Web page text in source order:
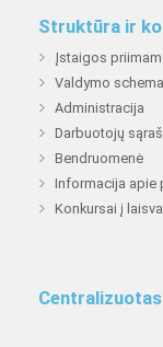
Struktūra ir
Įstaigos
Valdymo schema
Administracija
Darbuotojų
Bendruomenė
Informacija apie
Konkursai į